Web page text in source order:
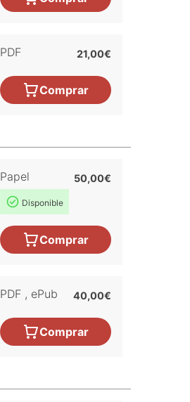
PDF 21,00€
Comprar
Papel
Disponible
50,00€
Comprar
PDF , ePub 40,00€
Comprar